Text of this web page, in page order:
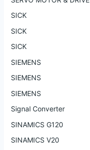
SICK
SICK
SICK
SIEMENS
SIEMENS
SIEMENS
Signal Converter
SINAMICS G120
SINAMICS V20